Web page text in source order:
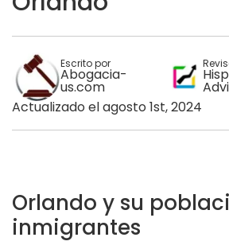
Escrito por
Abogacia-
us.com
Actualizado el agosto 1st, 2024
Orlando y su
inmigrantes